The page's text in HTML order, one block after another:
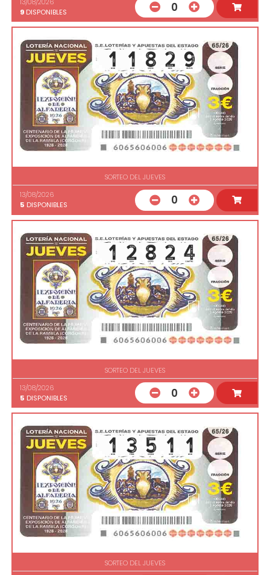
9 DISPONIBLES 0
SORTEO DEL JUEVES
13/08/2026
5 DISPONIBLES 0
SORTEO DEL JUEVES
13/08/2026
5 DISPONIBLES 0
SORTEO DEL JUEVES